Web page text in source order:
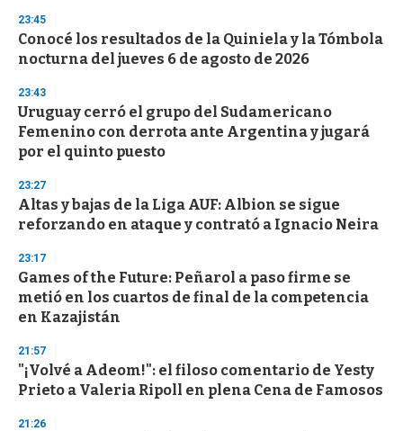
d
s
o
f
3
s
e
c
o
d
s
23:45
Conocé los resultados de la Quiniela y la Tómbola
nocturna del jueves 6 de agosto de 2026
23:43
Uruguay cerró el grupo del Sudamericano
Femenino con derrota ante Argentina y jugará
por el quinto puesto
23:27
Altas y bajas de la Liga AUF: Albion se sigue
reforzando en ataque y contrató a Ignacio Neira
23:17
Games of the Future: Peñarol a paso firme se
metió en los cuartos de final de la competencia
en Kazajistán
21:57
"¡Volvé a Adeom!": el filoso comentario de Yesty
Prieto a Valeria Ripoll en plena Cena de Famosos
21:26